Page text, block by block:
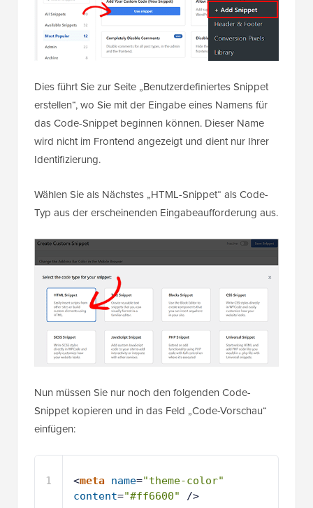
Dies führt Sie zur Seite „Benutzerdefiniertes Snippet
erstellen“, wo Sie mit der Eingabe eines Namens für
das Code-Snippet beginnen können. Dieser Name
wird nicht im Frontend angezeigt und dient nur Ihrer
Identifizierung.
Wählen Sie als Nächstes „HTML-Snippet“ als Code-
Typ aus der erscheinenden Eingabeaufforderung aus.
Nun müssen Sie nur noch den folgenden Code-
Snippet kopieren und in das Feld „Code-Vorschau“
einfügen:
1 <meta name="theme-color"
content="#ff6600" />